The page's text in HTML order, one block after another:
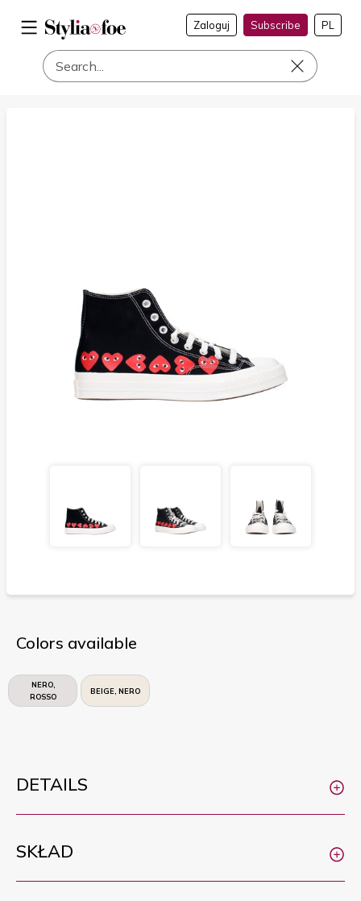
Zaloguj Subscribe PL
Colors available
NERO,
ROSSO
BEIGE, NERO
DETAILS
SKŁAD